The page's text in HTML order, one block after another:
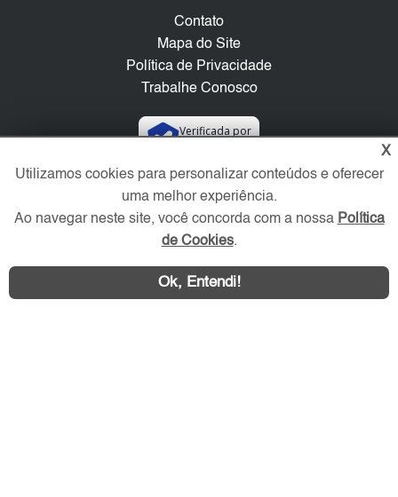
Contato
Mapa do Site
Política de Privacidade
Trabalhe Conosco
Verificada por
Redes Sociais
X
Utilizamos cookies para personalizar conteúdos e oferecer
uma melhor experiência.
Ao navegar neste site, você concorda com a nossa Política
de Cookies.
Ok, Entendi!